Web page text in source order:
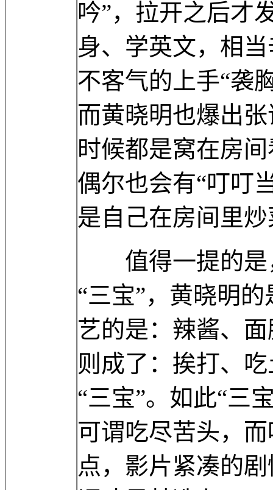
吟”，拉开之后才
身、学英文，相
不客气的上手“袭
而黄晓明也爆出
时候都是窝在房
偶尔也会有“叮叮
是自己在房间里
值得一提的是
“三宝”，黄晓明
艺的是：辣酱、
则成了：挨打、
“三宝”。如此“三
可谓吃尽苦头，
点，影片紧凑的